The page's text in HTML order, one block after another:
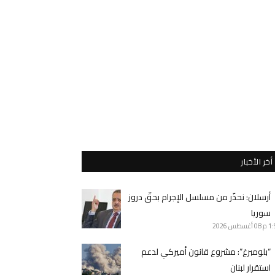
أخر الأخبار
أرسلان: نحذّر من مسلسل الإجرام بحقّ دروز
سوريا
م 08 أغسطس 2026
“بلومبرغ”: مشروع قانون أميركي لدعم
استقرار لبنان